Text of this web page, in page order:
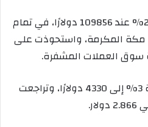
وانخفضت البيتكوين بنسبة 2% عند 109856 دولارًا، في تمام
بتوقيت مكة المكرمة، واستحوذت على
كما هبطت الإيثيريوم، بنسبة 3% إلى 4330 دولارًا، وتراجعت